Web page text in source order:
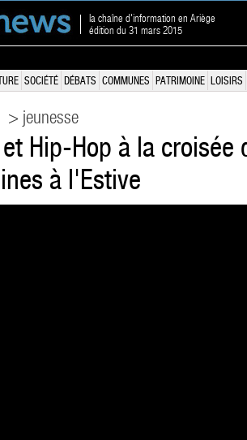
la chaîne d'information en Ariège
édition du 31 mars 2015
SOCIÉTÉ DÉBATS COMMUNES PATRIMOINE LOISIRS
> jeunesse
et Hip-Hop à la
à l'Estive